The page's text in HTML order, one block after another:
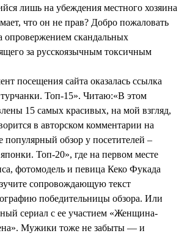
лишь на убеждения местного хозяина
что он не прав? Добро пожаловать
опровержением скандальных
за русскоязычным токсичным
посещения сайта оказалась ссылка
Топ-15». Читаю:«В этом
15 самых красивых, на мой взгляд,
в авторском комментарии на
обзор у посетителей –
Топ-20», где на первом месте
фотомодель и певица Кеко Фукада
сопровождающую текст
победительницы обзора. Или
сериал с ее участием «Женщина-
Мужики тоже не забыты — и